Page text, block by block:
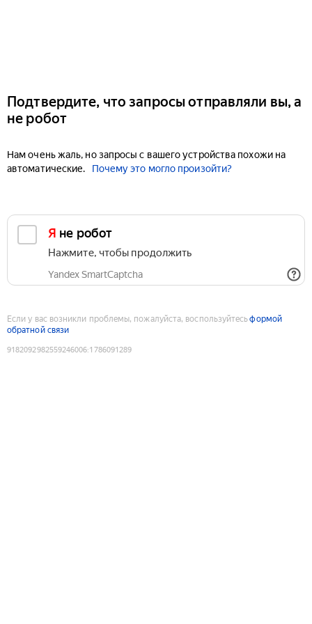
Подтвердите, что запросы отправляли вы, а
не робот
Нам очень жаль, но запросы с вашего устройства похожи на
автоматические.
Почему это могло произойти?
Я не робот
Нажмите, чтобы продолжить
Yandex SmartCaptcha
Если у вас возникли проблемы, пожалуйста, воспользуйтесьформой
обратной связи
9182092982559246006:1786091289